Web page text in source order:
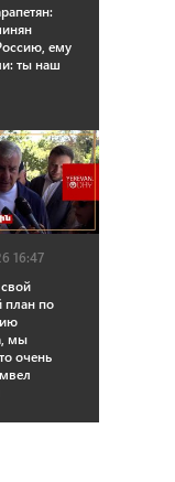
ему
ты наш
16:47
план по
мы
очень